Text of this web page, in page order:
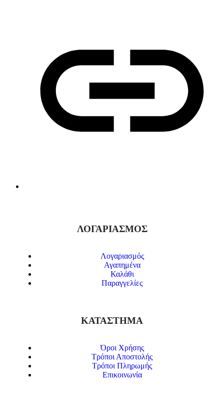
ΛΟΓΑΡΙΑΣΜΟΣ
Λογαριασμός
Αγαπημένα
Καλάθι
Παραγγελίες
ΚΑΤΑΣΤΗΜΑ
Όροι Χρήσης
Τρόποι Αποστολής
Τρόποι Πληρωμής
Επικοινωνία